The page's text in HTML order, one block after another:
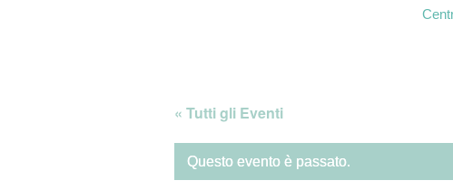
« Tutti gli Eventi
Questo evento è passato.